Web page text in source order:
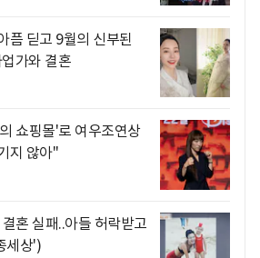
픔 딛고 9월의 신부된
가와 결혼
쇼핑몰'로 여우조연상
지 않아"
혼 실패..아들 허락받고
세상')